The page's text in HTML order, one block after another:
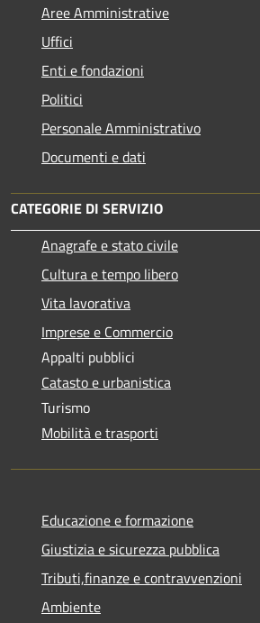
Aree Amministrative
Uffici
Enti e fondazioni
Politici
Personale Amministrativo
Documenti e dati
CATEGORIE DI SERVIZIO
Anagrafe e stato civile
Cultura e tempo libero
Vita lavorativa
Imprese e Commercio
Appalti pubblici
Catasto e urbanistica
Turismo
Mobilità e trasporti
Educazione e formazione
Giustizia e sicurezza pubblica
Tributi,finanze e contravvenzioni
Ambiente